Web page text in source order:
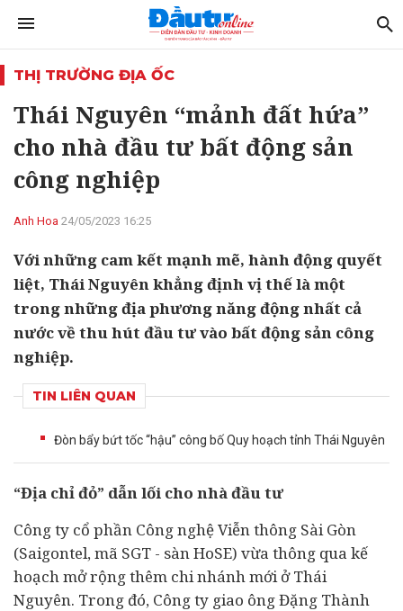
THỊ TRƯỜNG ĐỊA ỐC
Thái Nguyên “mảnh đất hứa”
cho nhà đầu tư bất động sản
công nghiệp
Anh Hoa 24/05/2023 16:25
Với những cam kết mạnh mẽ, hành động quyết
liệt, Thái Nguyên khẳng định vị thế là một
trong những địa phương năng động nhất cả
nước về thu hút đầu tư vào bất động sản công
nghiệp.
TIN LIÊN QUAN
Đòn bẩy bứt tốc “hậu” công bố Quy hoạch tỉnh Thái Nguyên
“Địa chỉ đỏ” dẫn lối cho nhàđầu tư
Công ty cổ phần Công nghệ Viễn thông Sài Gòn
(Saigontel, mã SGT - sàn HoSE) vừa thông qua kế
hoạch mở rộng thêm chi nhánh mới ở Thái
Nguyên. Trong đó, Công ty giao ông Đặng Thành